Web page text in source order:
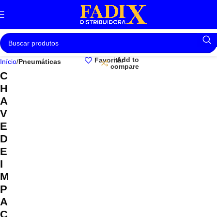
Início Pneumáticas FavoritarAdd to
compare
C
H
A
V
E
D
E
I
M
P
A
C